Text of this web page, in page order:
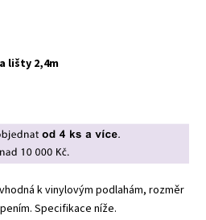
lišty 2,4m
k vinylovým podlahám, rozměr
Specifikace níže.